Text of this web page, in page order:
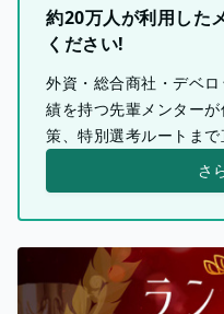
約20万人が利用した
ください!
外資・総合商社・デベ
績を持つ先輩メンター
策、特別選考ルートまで
さ